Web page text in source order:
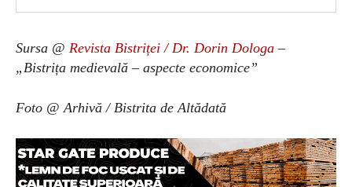
Sursa @ Revista Bistriței / Dr. Dorin Dologa –
„Bistrița medievală – aspecte economice”
Foto @ Arhivă / Bistrita de Altădată